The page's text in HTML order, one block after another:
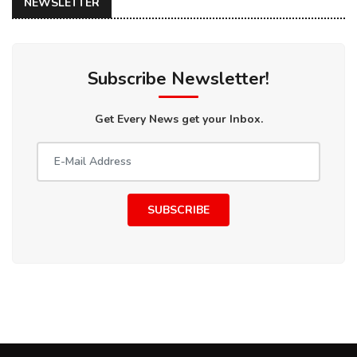
Subscribe Newsletter!
Get Every News get your Inbox.
SUBSCRIBE